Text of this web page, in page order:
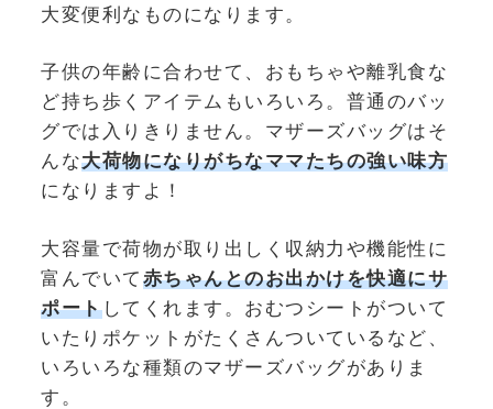
大変便利なものになります。
子供の年齢に合わせて、おもちゃや離乳食な
ど持ち歩くアイテムもいろいろ。普通のバッ
グでは入りきりません。マザーズバッグはそ
んな大荷物になりがちなママたちの強い味方
になりますよ！
大容量で荷物が取り出しく収納力や機能性に
富んでいて 赤ちゃんとのお出かけを快適にサ
ポートしてくれます。おむつシートがついて
いたりポケットがたくさんついているなど、
いろいろな種類のマザーズバッグがありま
す。